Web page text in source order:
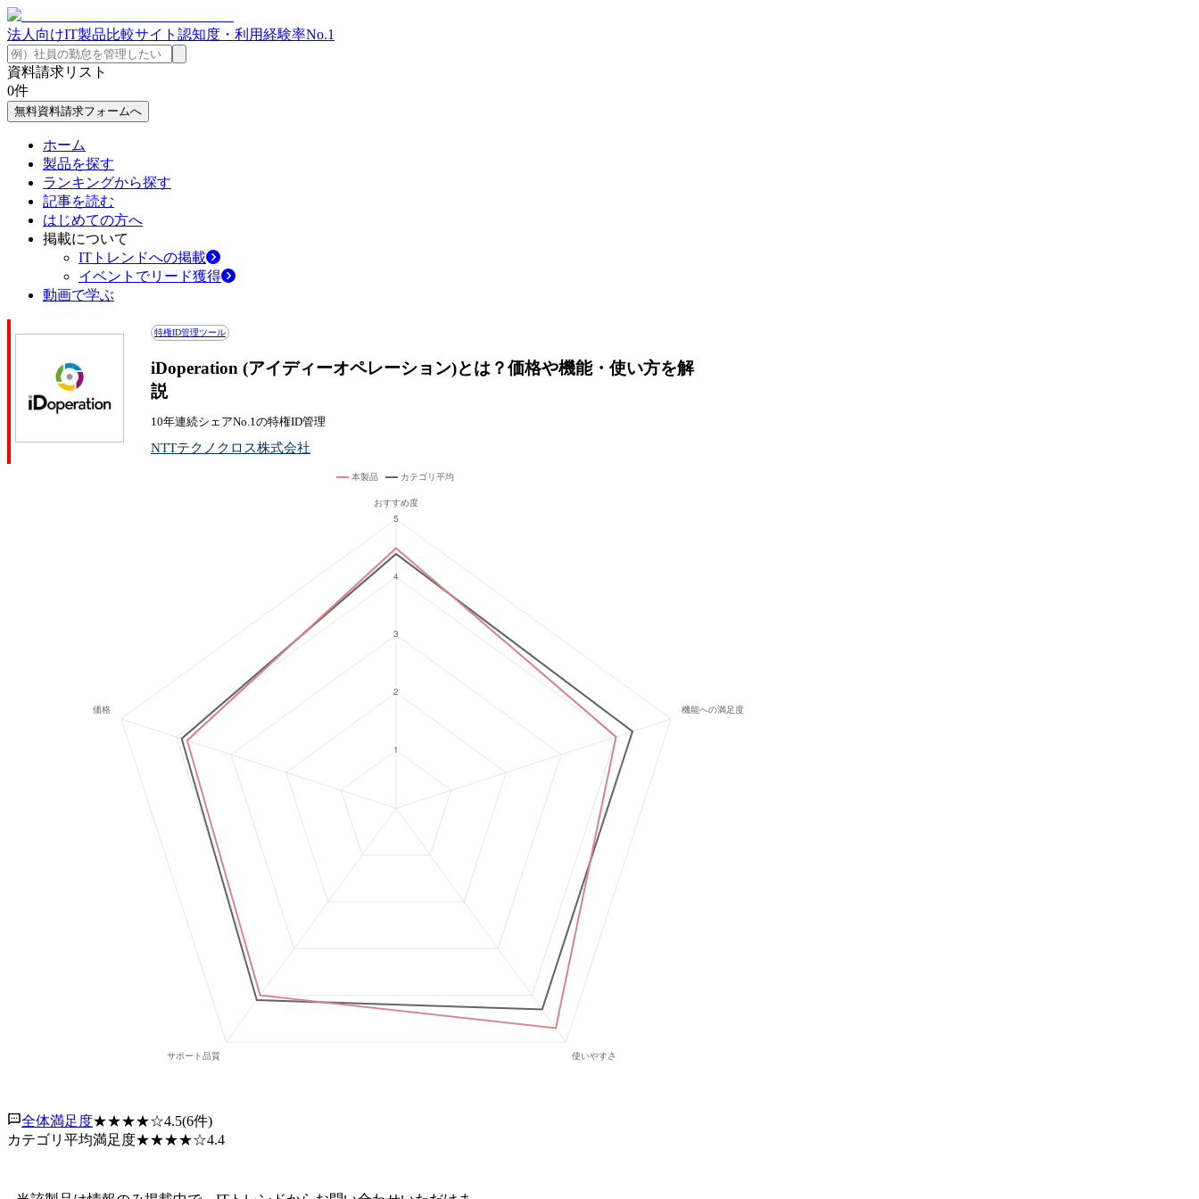
法人向けIT製品比較サイト 認知度・利用経験率No.1
資料請求リスト
0件
無料資料請求フォームへ
ホーム
製品を探す
ランキングから探す
記事を読む
はじめての方へ
掲載について
ITトレンドへの掲載
イベントでリード獲得
動画で学ぶ
特権ID管理ツール
iDoperation (アイディーオペレーション)とは？価格や機能・使い方を解
説
10年連続シェアNo.1の特権ID管理
NTTテクノクロス株式会社
全体満足度★★★★☆4.5(6件)
カテゴリ平均満足度★★★★☆4.4